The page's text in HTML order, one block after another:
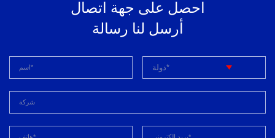
احصل على جهة اتصال
أرسل لنا رسالة